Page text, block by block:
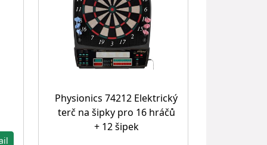
Physionics 74212 Elektrický
terč na šipky pro 16 hráčů
+ 12 šipek